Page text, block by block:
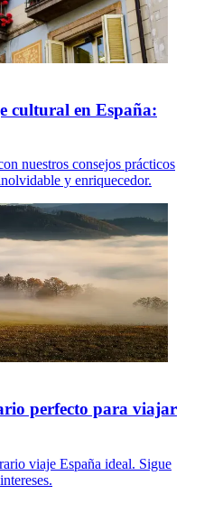
cultural en España:
nuestros consejos prácticos
y enriquecedor.
perfecto para viajar
viaje España ideal. Sigue